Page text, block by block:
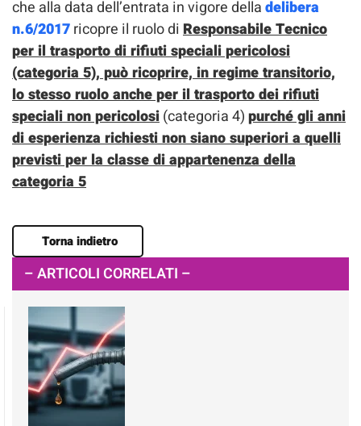
che alla data dell’entrata in vigore delladelibera
n.6/2017ricopre il ruolo di Responsabile Tecnico
per il trasporto di rifiuti speciali pericolosi
(categoria 5), può ricoprire, in regime transitorio,
lo stesso ruolo anche per il trasporto dei rifiuti
speciali non pericolosi(categoria 4)purché gli anni
di esperienza richiesti non siano superiori a quelli
previsti per la classe di appartenenza della
categoria 5
Torna indietro
– ARTICOLI CORRELATI –